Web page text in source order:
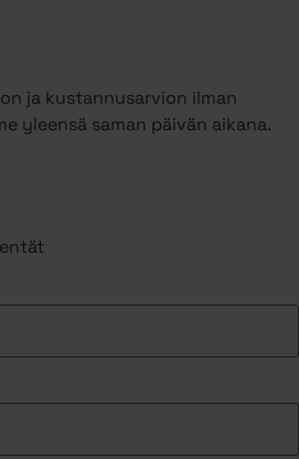
ja kustannusarvion ilman
yleensä saman päivän aikana.